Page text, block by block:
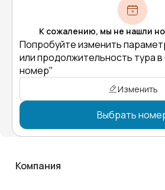
К сожалению, мы не нашли
Попробуйте изменить
или продолжительность тура
номер"
Изменить
Выбрать
Компания